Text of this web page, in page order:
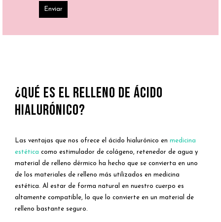
¿QUÉ ES EL RELLENO DE ÁCIDO
HIALURÓNICO?
Las ventajas que nos ofrece el ácido hialurónico en medicina
estética como estimulador de colágeno, retenedor de agua y
material de relleno dérmico ha hecho que se convierta en uno
de los materiales de relleno más utilizados en medicina
estética. Al estar de forma natural en nuestro cuerpo es
altamente compatible, lo que lo convierte en un material de
relleno bastante seguro.